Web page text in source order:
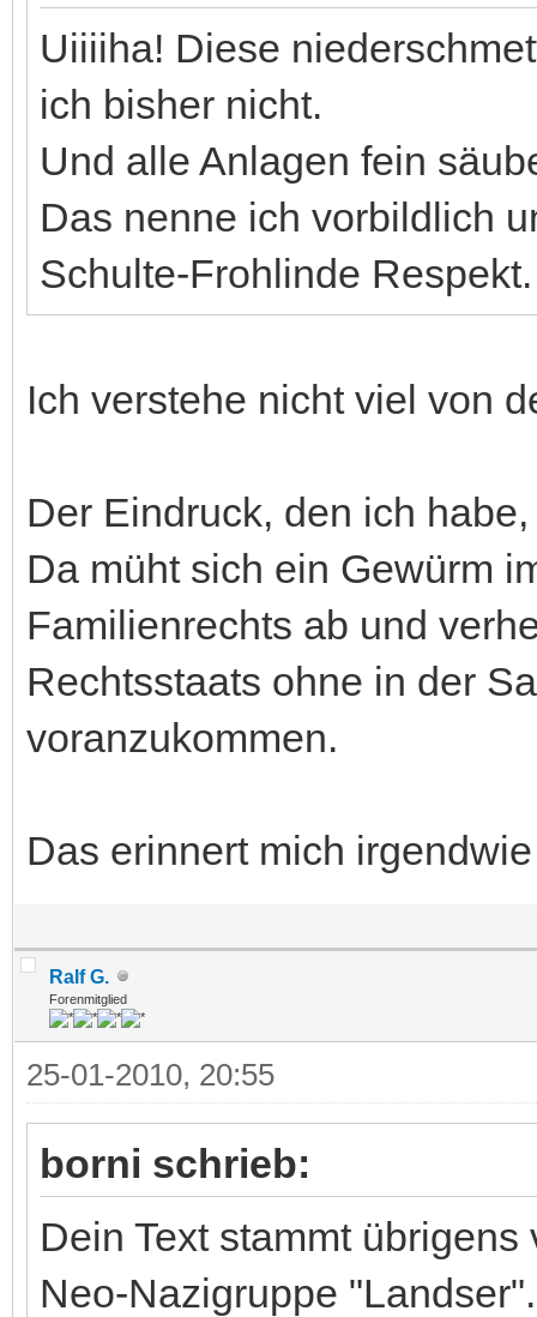
Uiiiiha! Diese
ich bisher nicht.
Und alle Anlagen fein
Das nenne ich vorbildlich
Schulte-Frohlinde Respekt.
Ich verstehe nicht viel von
Der Eindruck, den ich
Da müht sich ein Gewürm
Familienrechts ab und
Rechtsstaats ohne in der
voranzukommen.
Das erinnert mich
Ralf G.
Forenmitglied
25-01-2010, 20:55
borni schrieb:
Dein Text stammt
Neo-Nazigruppe